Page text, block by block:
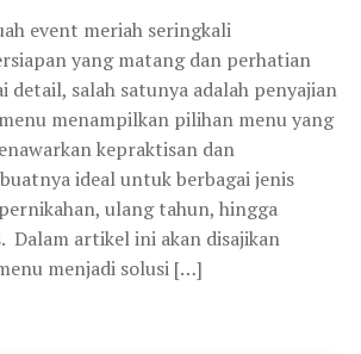
event meriah seringkali
yang matang dan perhatian
detail, salah satunya adalah penyajian
menampilkan pilihan menu yang
kepraktisan dan
ideal untuk berbagai jenis
ulang tahun, hingga
Dalam artikel ini akan disajikan
menjadi solusi […]